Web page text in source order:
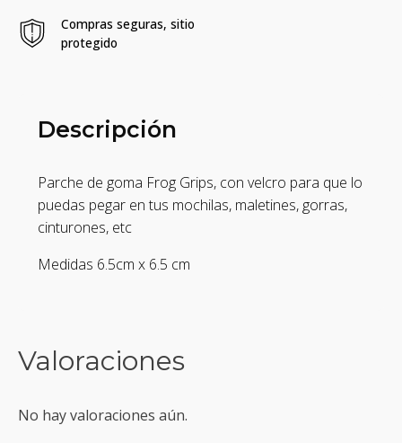
Compras seguras, sitio
protegido
Descripción
Parche de goma Frog Grips, con velcro para que lo
puedas pegar en tus mochilas, maletines, gorras,
cinturones, etc
Medidas 6.5cm x 6.5 cm
Valoraciones
No hay valoraciones aún.